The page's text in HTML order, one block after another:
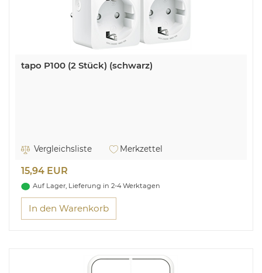
tapo P100 (2 Stück) (schwarz)
Vergleichsliste Merkzettel
15,94 EUR
Auf Lager, Lieferung in 2-4 Werktagen
In den Warenkorb